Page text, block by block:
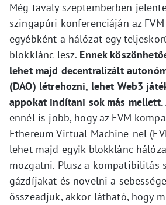
Még tavaly szeptemberben
szingapúri konferenciáján az
egyébként a hálózat egy
blokklánc lesz. Ennek
lehet majd decentralizált
(DAO) létrehozni, lehet Web3
appokat indítani sok más mellett.
ennél is jobb, hogy az FVM
Ethereum Virtual Machine-nel
lehet majd egyik blokklánc
mozgatni. Plusz a kompatibilitás
gázdíjakat és növelni a
összeadjuk, akkor látható, hogy